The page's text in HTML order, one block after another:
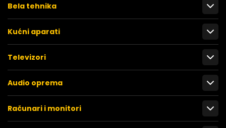
Bela tehnika
Kućni aparati
Televizori
Audio oprema
Računari i monitori